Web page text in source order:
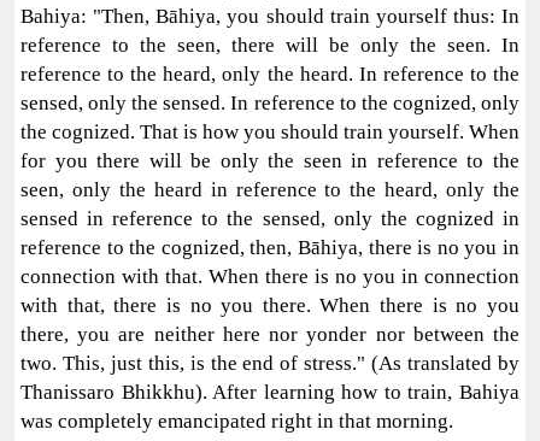
Bahiya: "Then, Bāhiya, you should train yourself thus: In
reference to the seen, there will be only the seen. In
reference to the heard, only the heard. In reference to the
sensed, only the sensed. In reference to the cognized, only
the cognized. That is how you should train yourself. When
for you there will be only the seen in reference to the
seen, only the heard in reference to the heard, only the
sensed in reference to the sensed, only the cognized in
reference to the cognized, then, Bāhiya, there is no you in
connection with that. When there is no you in connection
with that, there is no you there. When there is no you
there, you are neither here nor yonder nor between the
two. This, just this, is the end of stress." (As translated by
Thanissaro Bhikkhu). After learning how to train, Bahiya
was completely emancipated right in that morning.